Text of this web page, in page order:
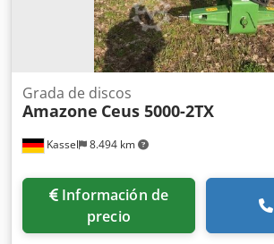
Kassel 8.494 km
Grada de discos
Amazone Ceus 5000-2TX
Información de
precio